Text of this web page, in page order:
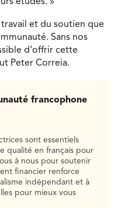
et du soutien que
Sans nos
d’offrir cette
Peter Correia.
francophone
sont essentiels
qualité en français pour
à nous pour soutenir
financier renforce
indépendant et à
pour mieux vous